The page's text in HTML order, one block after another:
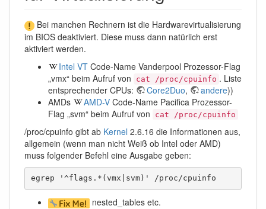
Bei manchen Rechnern ist die Hardwarevirtualisierung
im BIOS deaktiviert. Diese muss dann natürlich erst
aktiviert werden.
Intel VT Code-Name Vanderpool Prozessor-Flag
„vmx“ beim Aufruf von
cat /proc/cpuinfo . Liste
entsprechender CPUs:
Core2Duo, andere))
AMDs
AMD-V Code-Name Pacifica Prozessor-
Flag „svm“ beim Aufruf von
cat /proc/cpuinfo
/proc/cpuinfo gibt ab Kernel 2.6.16 die Informationen aus,
allgemein (wenn man nicht Weiß ob Intel oder AMD)
muss folgender Befehl eine Ausgabe geben:
egrep '^flags.*(vmx|svm)' /proc/cpuinfo
nested_tables etc.